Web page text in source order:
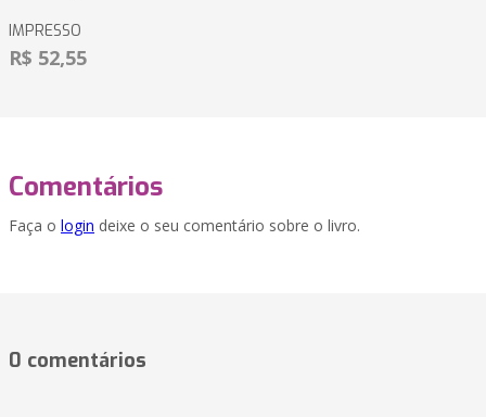
IMPRESSO
R$ 52,55
Comentários
Faça o login deixe o seu comentário sobre o livro.
0 comentários